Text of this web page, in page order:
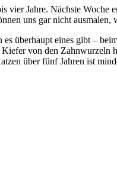
Jahre. Nächste
uns gar nicht ausmalen,
überhaupt eines gibt –
von den Zahnwurzeln
über fünf Jahren ist